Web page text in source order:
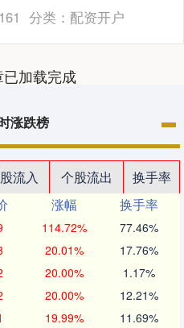
。这就好比一场超级热闹的大
朝代轮番登....
161 分类： 配资开户
加载完成
涨跌榜
流入 个股流出
换手率
涨幅
换手率
114.72% 77.46%
20.01% 17.76%
20.00% 1.17%
20.00% 12.21%
19.99% 11.69%